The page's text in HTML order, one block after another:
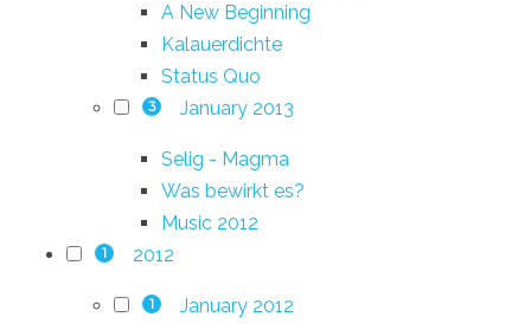
A New Beginning
Kalauerdichte
Status Quo
3 January 2013
Selig - Magma
Was bewirkt es?
Music 2012
1 2012
1 January 2012